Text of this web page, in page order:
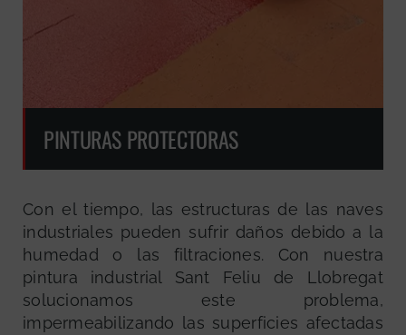
PINTURAS PROTECTORAS
Con el tiempo, las estructuras de las naves
industriales pueden sufrir daños debido a la
humedad o las filtraciones. Con nuestra
pintura industrial Sant Feliu de Llobregat
solucionamos este problema,
impermeabilizando las superficies afectadas